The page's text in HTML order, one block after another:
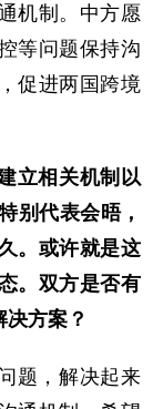
机制。中方愿
等问题保持沟
促进两国跨境
立相关机制以
别代表会晤，
。或许就是这
。双方是否有
方案？
题，解决起来